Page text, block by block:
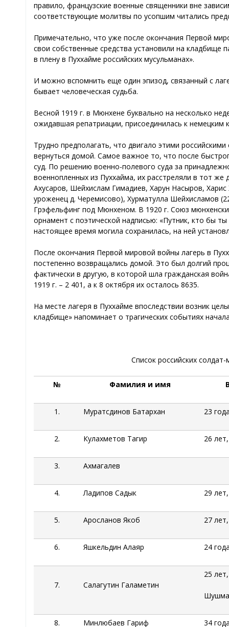
правило, французские военные священники вне
соответствующие молитвы по усопшим читались
Примечательно, что уже после окончания Первой
свои собственные средства установили на кладбище
в плену в Пуххайме российских мусульманах».
И можно вспомнить еще один эпизод, связанный с
бывает человеческая судьба.
Весной 1919 г. в Мюнхене буквально на несколько
ожидавшая репатриации, присоединилась к
Трудно предполагать, что двигало этими
вернуться домой. Самое важное то, что после
суд. По решению военно-полевого суда за
военнопленных из Пуххайма, их расстреляли в тот
Ахусаров, Шейхислам Гимадиев, Харун Насыров,
уроженец д. Черемисово), Хурматулла Шейхисламов
Грэфельфинг под Мюнхеном. В 1920 г. Союз
орнамент с поэтической надписью: «Путник, кто бы
настоящее время могила сохранилась, на ней
После окончания Первой мировой войны лагерь в
постепенно возвращались домой. Это был долгий
фактически в другую, в которой шла гражданская
1919 г. – 2 401, а к 8 октября их осталось 8635.
На месте лагеря в Пуххайме впоследствии возник
кладбище» напоминает о трагических событиях
Список российских
№ Фамилия и имя
1. Муратсдинов Батархан 23
2. Кулахметов Тагир 26
3. Ахмагалев
4. Ладипов Садык 29
5. Аросланов Якоб 27
6. Яшкельдин Алаяр 24
7. Салагутин Галаметин
25 лет,
8. Минлюбаев Гариф 34